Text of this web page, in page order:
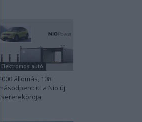
Elektromos autó
4000 állomás, 108
másodperc: itt a Nio új
csererekordja